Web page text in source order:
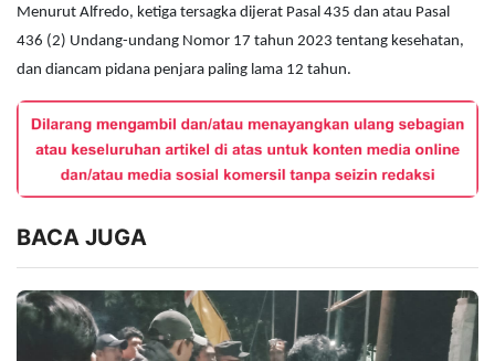
Menurut Alfredo, ketiga tersagka dijerat Pasal 435 dan atau Pasal
436 (2) Undang-undang Nomor 17 tahun 2023 tentang kesehatan,
dan diancam pidana penjara paling lama 12 tahun.
BACA JUGA